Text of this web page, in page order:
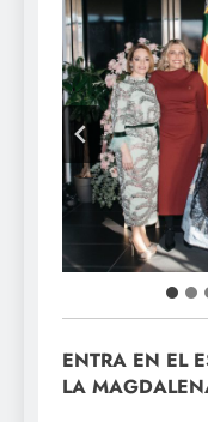
ENTRA EN EL
LA